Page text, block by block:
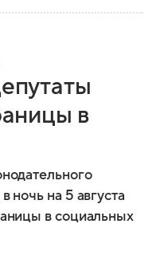
в
ночь на 5 августа
в социальных